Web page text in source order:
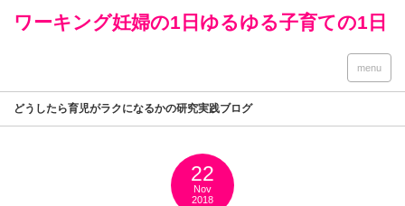
ワーキング妊婦の1日ゆるゆる子育ての1日
menu
どうしたら育児がラクになるかの研究実践ブログ
22
Nov
2018